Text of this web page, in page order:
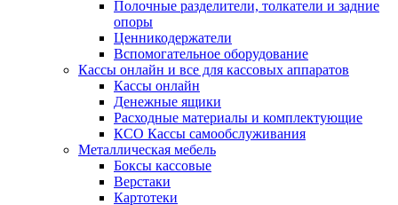
Полочные разделители, толкатели и задние
опоры
Ценникодержатели
Вспомогательное оборудование
Кассы онлайн и все для кассовых аппаратов
Кассы онлайн
Денежные ящики
Расходные материалы и комплектующие
КСО Кассы самообслуживания
Металлическая мебель
Боксы кассовые
Верстаки
Картотеки